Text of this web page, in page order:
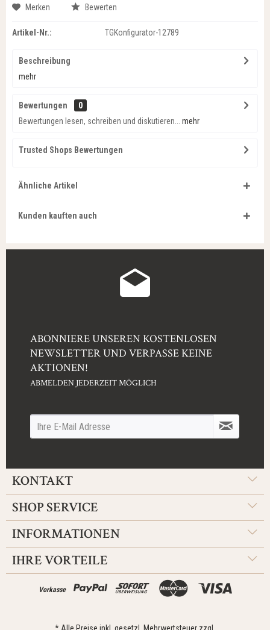
Merken Bewerten
Artikel-Nr.: TGKonfigurator-12789
Beschreibung
mehr
Bewertungen
0
Bewertungen lesen, schreiben und diskutieren...
mehr
Trusted Shops Bewertungen
Ähnliche Artikel
Kunden kauften auch
ABONNIERE UNSEREN KOSTENLOSEN
NEWSLETTER UND VERPASSE KEINE
AKTIONEN!
ABMELDEN JEDERZEIT MÖGLICH
KONTAKT
SHOP SERVICE
INFORMATIONEN
IHRE VORTEILE
Vorkasse